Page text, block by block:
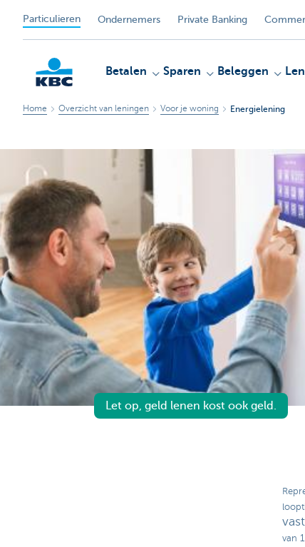
Particulieren Ondernemers Private Banking
KBC
Particulieren
Betalen Sparen Beleggen
Home Overzicht van leningen Voor je woning Energielening
Let op, geld lenen kost ook geld.
van